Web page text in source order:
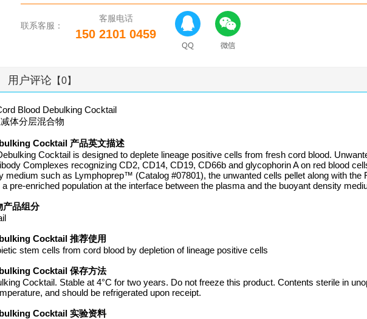
联系客服：
客服电话
150 2101 0459
用户评论 【0】
Blood Debulking Cocktail
体分层混合物
Cocktail 产品英文描述
Cocktail is designed to deplete lineage positive cells from fresh cord blood.
Complexes recognizing CD2, CD14, CD19, CD66b and glycophorin A on red blood
medium such as Lymphoprep™ (Catalog #07801), the unwanted cells pellet along with the
pre-enriched population at the interface between the plasma and the buoyant density
品组分
Cocktail 推荐使用
stem cells from cord blood by depletion of lineage positive cells
Cocktail 保存方法
Cocktail. Stable at 4°C for two years. Do not freeze this product. Contents sterile in
and should be refrigerated upon receipt.
Cocktail 实验资料